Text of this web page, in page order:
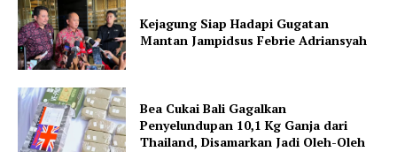
Kejagung Siap Hadapi Gugatan
Mantan Jampidsus Febrie Adriansyah
Bea Cukai Bali Gagalkan
Penyelundupan 10,1 Kg Ganja dari
Thailand, Disamarkan Jadi Oleh-Oleh